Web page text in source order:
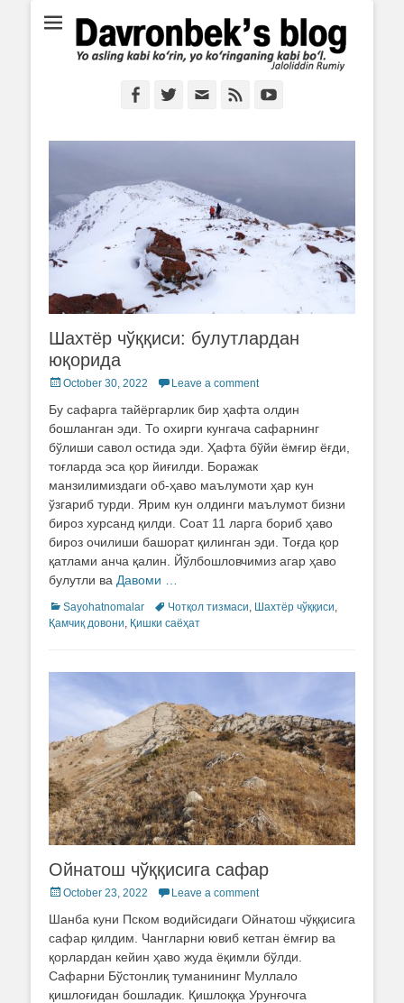
Davronbek's blog
Ё аслинг каби кўрин, ё кўринганинг каби бўл. Ж.Румий
Facebook
Twitter Email Feed
Шахтёр чўққиси: булутлардан
юқорида
Posted
October 30, 2022 Leave a comment
Бу сафарга тайёргарлик бир ҳафта олдин
бошланган эди. То охирги кунгача сафарнинг
бўлиши савол остида эди. Ҳафта бўйи ёмғир ёғди,
тоғларда эса қор йиғилди. Боражак
манзилимиздаги об-ҳаво маълумоти ҳар кун
ўзгариб турди. Ярим кун олдинги маълумот бизни
бироз хурсанд қилди. Соат 11 ларга бориб ҳаво
бироз очилиши башорат қилинган эди. Тоғда қор
қатлами анча қалин. Йўлбошловчимиз агар ҳаво
булутли ва Давоми …
Categories
Sayohatnomalar TagsЧотқол тизмаси Шахтёр чўққиси
Қамчиқ довони Қишки саёҳат
Ойнатош чўққисига сафар
Posted
October 23, 2022 Leave a comment
Шанба куни Пском водийсидаги Ойнатош чўққисига
сафар қилдим. Чангларни ювиб кетган ёмғир ва
қорлардан кейин ҳаво жуда ёқимли бўлди.
Сафарни Бўстонлиқ туманининг Муллало
қишлоғидан бошладик. Қишлоққа Урунғочга